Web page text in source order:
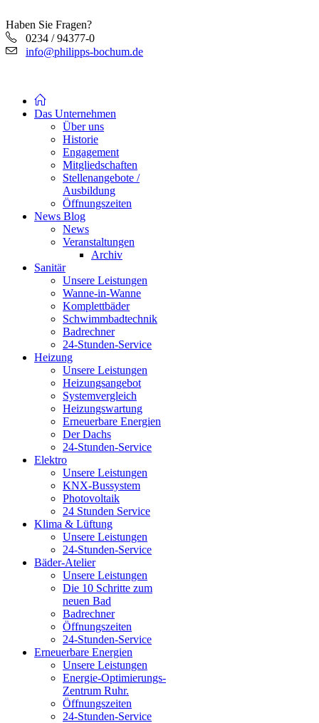
Haben Sie Fragen?
0234 / 94377-0
info@philipps-bochum.de
Das Unternehmen
Über uns
Historie
Engagement
Mitgliedschaften
Stellenangebote /
Ausbildung
Öffnungszeiten
News Blog
News
Veranstaltungen
Archiv
Sanitär
Unsere Leistungen
Wanne-in-Wanne
Komplettbäder
Schwimmbadtechnik
Badrechner
24-Stunden-Service
Heizung
Unsere Leistungen
Heizungsangebot
Systemvergleich
Heizungswartung
Erneuerbare Energien
Der Dachs
24-Stunden-Service
Elektro
Unsere Leistungen
KNX-Bussystem
Photovoltaik
24 Stunden Service
Klima & Lüftung
Unsere Leistungen
24-Stunden-Service
Bäder-Atelier
Unsere Leistungen
Die 10 Schritte zum
neuen Bad
Badrechner
Öffnungszeiten
24-Stunden-Service
Erneuerbare Energien
Unsere Leistungen
Energie-Optimierungs-
Zentrum Ruhr.
Öffnungszeiten
24-Stunden-Service